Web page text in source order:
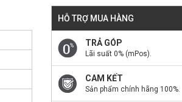
HỖ TRỢ MUA HÀNG
TRẢ GÓP
Lãi suất 0% (mPos).
CAM KẾT
Sản phẩm chính hãng 100%.